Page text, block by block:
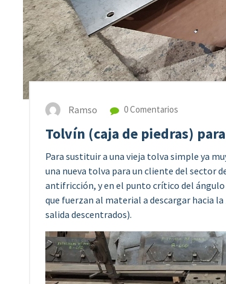
Ramso 0 Comentarios
Tolvín (caja de piedras)
Para sustituir a una vieja tolva simple ya
una nueva tolva para un cliente del sector
antifricción, y en el punto crítico del
que fuerzan al material a descargar hacia
salida descentrados).